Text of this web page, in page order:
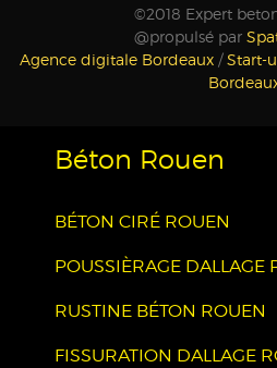
©2018 Expert
@propulsé par
Agence digitale Bordeaux /Start-
Béton Rouen
BÉTON CIRÉ ROUEN
POUSSIÈRAGE DALLAGE
RUSTINE BÉTON ROUEN
FISSURATION DALLAGE